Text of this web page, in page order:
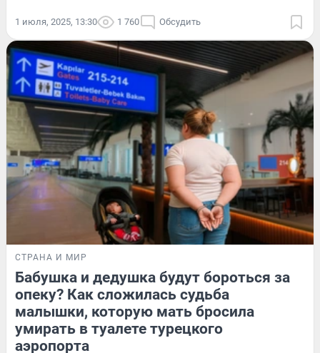
1 июля, 2025, 13:30 1 760 Обсудить
СТРАНА И МИР
Бабушка и дедушка будут бороться за
опеку? Как сложилась судьба
малышки, которую мать бросила
умирать в туалете турецкого
аэропорта